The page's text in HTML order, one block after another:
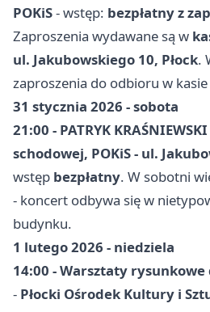
POKiS- wstęp: bezpłatny z
Zaproszenia wydawane są w
ul. Jakubowskiego 10, Płock.
zaproszenia do odbioru w kasie
31 stycznia 2026 - sobota
21:00 - PATRYK KRAŚNIEWSKI
schodowej, POKiS - ul.
wstęp bezpłatny. W sobotni
- koncert odbywa się w
budynku.
1 lutego 2026 - niedziela
14:00 - Warsztaty
- Płocki Ośrodek Kultury i